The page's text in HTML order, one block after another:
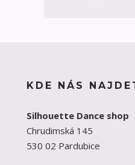
KDE NÁS
Silhouette Dance shop
Chrudimská 145
530 02 Pardubice